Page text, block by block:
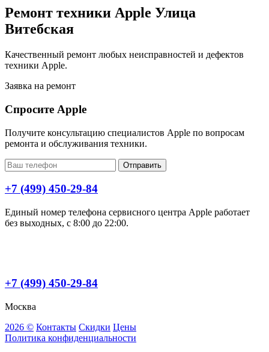
Ремонт техники Apple Улица
Витебская
Качественный ремонт любых неисправностей и дефектов
техники Apple.
Заявка на ремонт
Спросите Apple
Получите консультацию специалистов Apple по вопросам
ремонта и обслуживания техники.
Отправить
+7 (499) 450-29-84
Единый номер телефона сервисного центра Apple работает
без выходных, с 8:00 до 22:00.
+7 (499) 450-29-84
Москва
2026 © Контакты Скидки Цены
Политика конфиденциальности